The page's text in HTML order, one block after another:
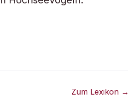
Zum Lexikon →